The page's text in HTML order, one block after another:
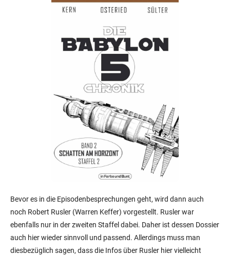
Bevor es in die Episodenbesprechungen geht, wird dann auch
noch Robert Rusler (Warren Keffer) vorgestellt. Rusler war
ebenfalls nur in der zweiten Staffel dabei. Daher ist dessen Dossier
auch hier wieder sinnvoll und passend. Allerdings muss man
diesbezüglich sagen, dass die Infos über Rusler hier vielleicht